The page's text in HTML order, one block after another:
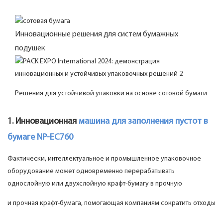
Инновационные решения для систем бумажных
подушек
Решения для устойчивой упаковки на основе сотовой бумаги
1. Инновационная машина для заполнения пустот в
бумаге NP-EC760
Фактически, интеллектуальное и промышленное упаковочное
оборудование может одновременно перерабатывать
однослойную или двухслойную крафт-бумагу в прочную
и прочная крафт-бумага, помогающая компаниям сократить отходы